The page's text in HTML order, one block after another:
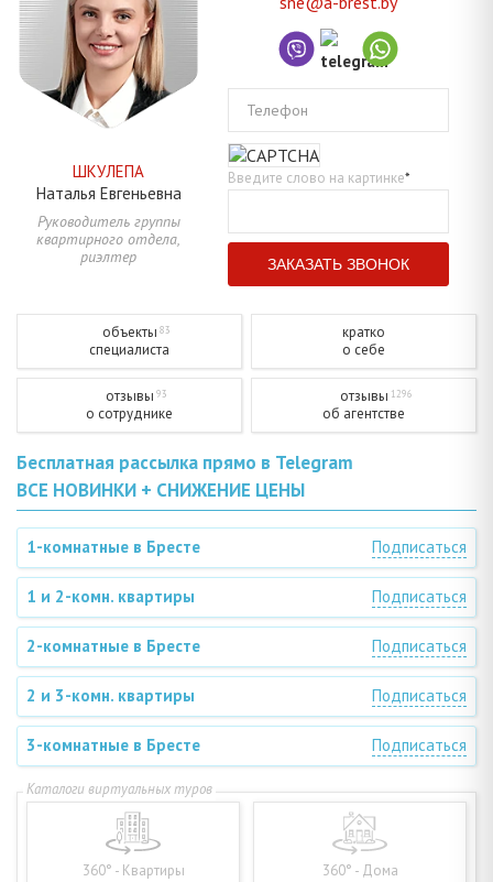
ШКУЛЕПА
Наталья Евгеньевна
Руководитель группы
квартирного отдела,
риэлтер
Телефон
Введите слово на картинке*
объекты 83
специалиста
кратко
о себе
отзывы 93
о сотруднике
отзывы 1296
об агентстве
Бесплатная рассылка прямо в Telegram
ВСЕ НОВИНКИ + СНИЖЕНИЕ ЦЕНЫ
1-комнатные в Бресте Подписаться
1 и 2-комн. квартиры Подписаться
2-комнатные в Бресте Подписаться
2 и 3-комн. квартиры Подписаться
3-комнатные в Бресте Подписаться
360° - Квартиры 360° - Дома